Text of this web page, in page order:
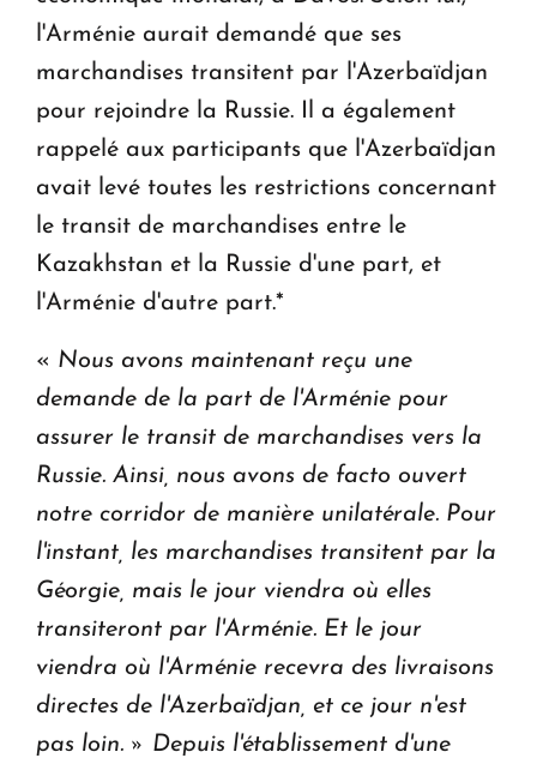
l'Arménie aurait demandé que ses
marchandises transitent par l'Azerbaïdjan
pour rejoindre la Russie. Il a également
rappelé aux participants que l'Azerbaïdjan
avait levé toutes les restrictions concernant
le transit de marchandises entre le
Kazakhstan et la Russie d'une part, et
l'Arménie d'autre part.*
« Nous avons maintenant reçu une
demande de la part de l'Arménie pour
assurer le transit de marchandises vers la
Russie. Ainsi, nous avons de facto ouvert
notre corridor de manière unilatérale. Pour
l'instant, les marchandises transitent par la
Géorgie, mais le jour viendra où elles
transiteront par l'Arménie. Et le jour
viendra où l'Arménie recevra des livraisons
directes de l'Azerbaïdjan, et ce jour n'est
pas loin. » Depuis l'établissement d'une